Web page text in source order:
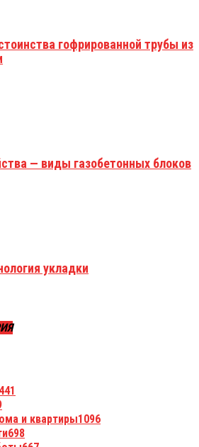
гофрированной трубы из
— виды газобетонных блоков
укладки
и квартиры1096
698